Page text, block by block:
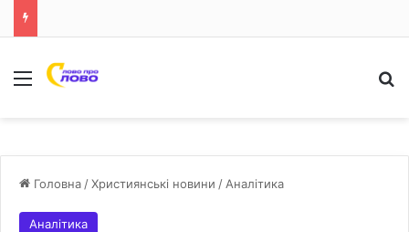
Меню
Головна /Християнські новини / Аналітика
Аналітика